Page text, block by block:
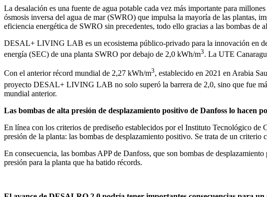
La desalación es una fuente de agua potable cada vez más importante para
ósmosis inversa del agua de mar (SWRO) que impulsa la mayoría de las plantas,
eficiencia energética de SWRO sin precedentes, todo ello gracias a las bombas de
DESAL+ LIVING LAB es un ecosistema público-privado para la innovación en
energía (SEC) de una planta SWRO por debajo de 2,0 kWh/m3. La UTE
Con el anterior récord mundial de 2,27 kWh/m3, establecido en 2021 en Arabia
proyecto DESAL+ LIVING LAB no solo superó la barrera de 2,0, sino que fue
mundial anterior.
Las bombas de alta presión de desplazamiento positivo de Danfoss lo hacen
En línea con los criterios de prediseño establecidos por el Instituto Tecnológico
presión de la planta: las bombas de desplazamiento positivo. Se trata de un
En consecuencia, las bombas APP de Danfoss, que son bombas de
presión para la planta que ha batido récords.